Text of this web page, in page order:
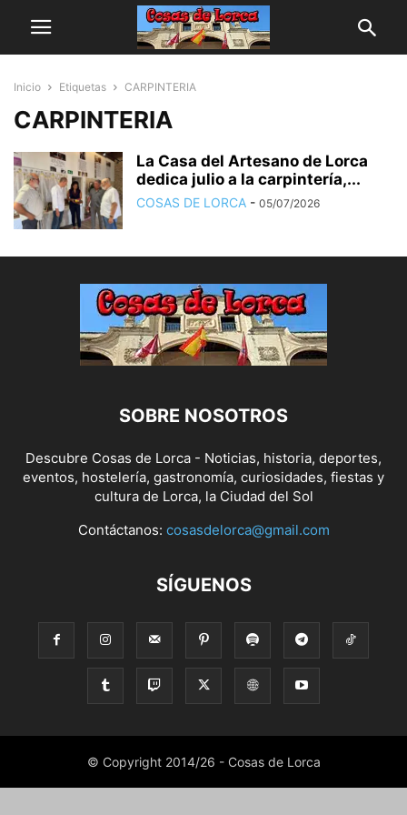
Inicio Etiquetas CARPINTERIA
CARPINTERIA
La Casa del Artesano de Lorca
dedica julio a la carpintería,...
COSAS DE LORCA - 05/07/2026
SOBRE NOSOTROS
Descubre Cosas de Lorca - Noticias, historia, deportes,
eventos, hostelería, gastronomía, curiosidades, fiestas y
cultura de Lorca, la Ciudad del Sol
Contáctanos: cosasdelorca@gmail.com
SÍGUENOS
© Copyright 2014/26 - Cosas de Lorca